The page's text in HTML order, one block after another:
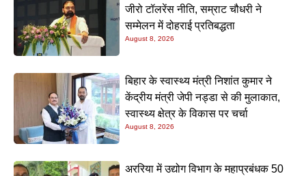
जीरो टॉलरेंस नीति, सम्राट चौधरी ने
सम्मेलन में दोहराई प्रतिबद्धता
August 8, 2026
बिहार के स्वास्थ्य मंत्री निशांत कुमार ने
केंद्रीय मंत्री जेपी नड्डा से की मुलाकात,
स्वास्थ्य क्षेत्र के विकास पर चर्चा
August 8, 2026
अररिया में उद्योग विभाग के महाप्रबंधक 50